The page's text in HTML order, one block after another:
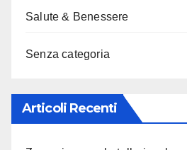
Salute & Benessere
Senza categoria
Articoli Recenti